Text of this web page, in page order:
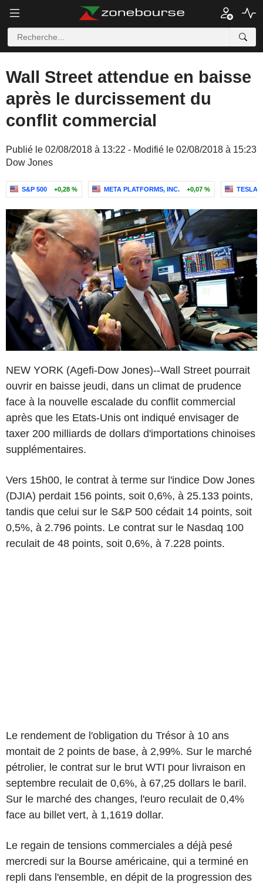
Wall Street attendue en baisse
après le durcissement du
conflit commercial
Publié le 02/08/2018 à 13:22 - Modifié le 02/08/2018 à 15:23
Dow Jones
S&P 500 +0,28 % META PLATFORMS, INC. +0,07 % TESLA,
NEW YORK (Agefi-Dow Jones)--Wall Street pourrait
ouvrir en baisse jeudi, dans un climat de prudence
face à la nouvelle escalade du conflit commercial
après que les Etats-Unis ont indiqué envisager de
taxer 200 milliards de dollars d'importations chinoises
supplémentaires.
Vers 15h00, le contrat à terme sur l'indice Dow Jones
(DJIA) perdait 156 points, soit 0,6%, à 25.133 points,
tandis que celui sur le S&P 500 cédait 14 points, soit
0,5%, à 2.796 points. Le contrat sur le Nasdaq 100
reculait de 48 points, soit 0,6%, à 7.228 points.
Le rendement de l'obligation du Trésor à 10 ans
montait de 2 points de base, à 2,99%. Sur le marché
pétrolier, le contrat sur le brut WTI pour livraison en
septembre reculait de 0,6%, à 67,25 dollars le baril.
Sur le marché des changes, l'euro reculait de 0,4%
face au billet vert, à 1,1619 dollar.
Le regain de tensions commerciales a déjà pesé
mercredi sur la Bourse américaine, qui a terminé en
repli dans l'ensemble, en dépit de la progression des